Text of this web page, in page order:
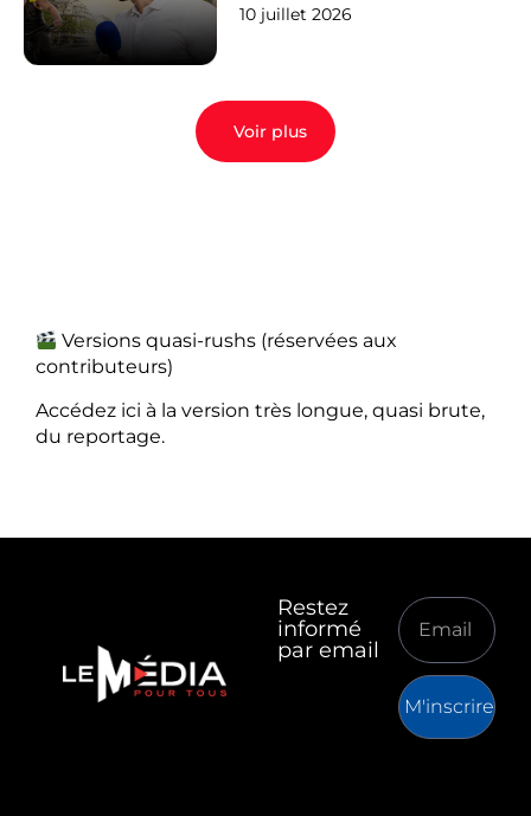
10 juillet 2026
Voir plus
Versions quasi-rushs (réservées aux
contributeurs)
Accédez ici à la version très longue, quasi brute,
du reportage.
Restez
informé
par email
M'inscrire